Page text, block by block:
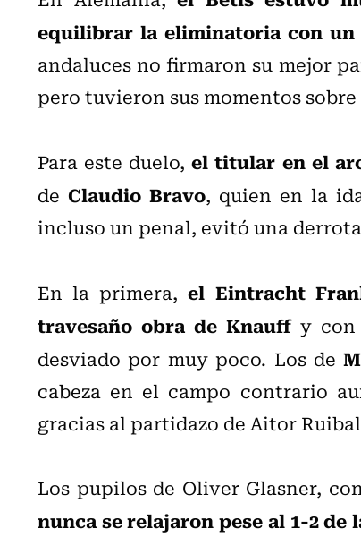
equilibrar la eliminatoria con
andaluces no firmaron su mejor
pero tuvieron sus momentos
Para este duelo,el titular en el
deClaudio Bravo, quien en la
incluso un penal, evitó una
En la primera,el Eintracht
travesaño obra de Knauffy con
desviado por muy poco. Los de
cabeza en el campo contrario
gracias al partidazo de Aitor
Los pupilos de Oliver Glasner,
nunca se relajaron pese al 1-2